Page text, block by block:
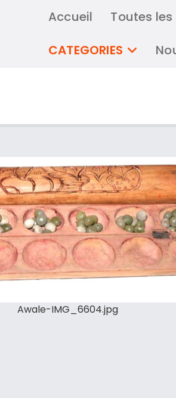
Accueil Toutes
CATEGORIES
Awale-IMG_6604.jpg